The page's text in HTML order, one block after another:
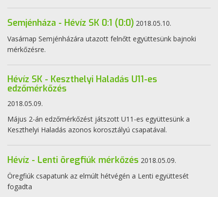
Semjénháza - Hévíz SK 0:1 (0:0) 2018.05.10.
Vasárnap Semjénházára utazott felnőtt együttesünk bajnoki
mérkőzésre.
Hévíz SK - Keszthelyi Haladás U11-es
edzőmérkőzés
2018.05.09.
Május 2-án edzőmérkőzést játszott U11-es együttesünk a
Keszthelyi Haladás azonos korosztályú csapatával.
Hévíz - Lenti öregfiúk mérkőzés 2018.05.09.
Öregfiúk csapatunk az elmúlt hétvégén a Lenti együttesét
fogadta